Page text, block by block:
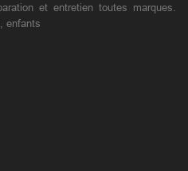
et entretien toutes marques.
enfants